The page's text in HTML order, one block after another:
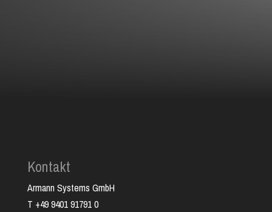
Kontakt
Armann Systems GmbH
T +49 9401 91791 0